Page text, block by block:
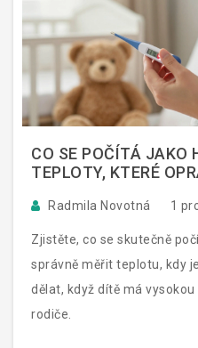
CO SE POČÍTÁ JAKO
TEPLOTY, KTERÉ
Radmila Novotná 1
Zjistěte, co se skutečně
správně měřit teplotu, kdy
dělat, když dítě má
rodiče.